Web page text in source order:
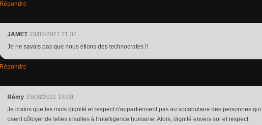
Répondre
JAMET 23/08/2021 21:32
Je ne savais pas que nous étions des technocrates !!
Répondre
Rémy 23/08/2021 18:00
Je crains que les mots dignité et respect n'appartiennent pas au vocabulaire des personnes qui
osent côtoyer de telles insultes à l'intelligence humaine. Alors, dignité envers soi et respect